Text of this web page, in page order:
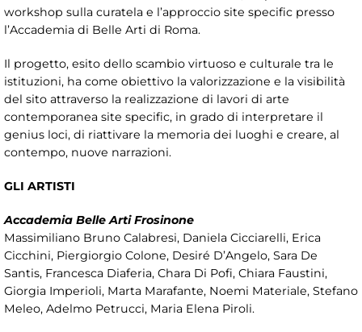
workshop sulla curatela e l’approccio site specific presso
l’Accademia di Belle Arti di Roma.
Il progetto, esito dello scambio virtuoso e culturale tra le
istituzioni, ha come obiettivo la valorizzazione e la visibilità
del sito attraverso la realizzazione di lavori di arte
contemporanea site specific, in grado di interpretare il
genius loci, di riattivare la memoria dei luoghi e creare, al
contempo, nuove narrazioni.
GLI ARTISTI
Accademia Belle Arti Frosinone
Massimiliano Bruno Calabresi, Daniela Cicciarelli, Erica
Cicchini, Piergiorgio Colone, Desiré D’Angelo, Sara De
Santis, Francesca Diaferia, Chara Di Pofi, Chiara Faustini,
Giorgia Imperioli, Marta Marafante, Noemi Materiale, Stefano
Meleo, Adelmo Petrucci, Maria Elena Piroli.